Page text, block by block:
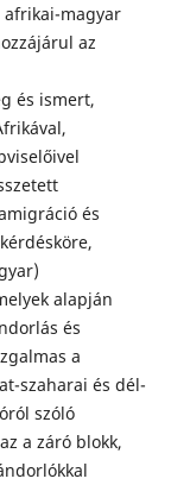
afrikai-magyar
az
és ismert,
és
alapján
és
a
szaharai és dél-
szóló
a záró blokk,